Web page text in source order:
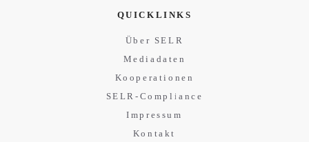
QUICKLINKS
Über SELR
Mediadaten
Kooperationen
SELR-Compliance
Impressum
Kontakt